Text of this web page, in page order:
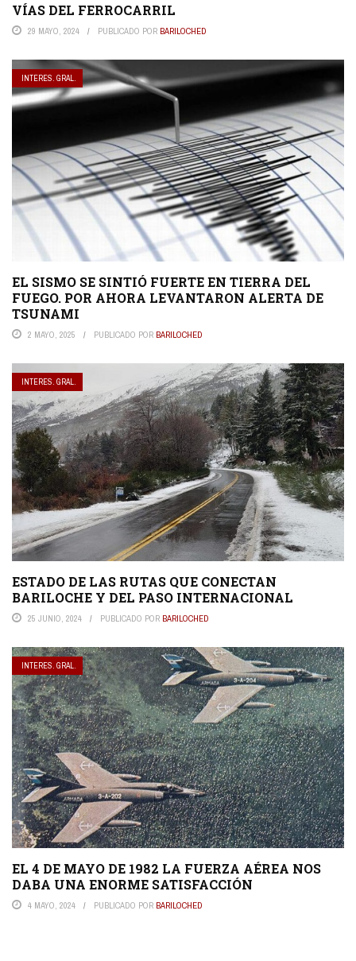
VÍAS DEL FERROCARRIL
29 MAYO, 2024 PUBLICADO POR BARILOCHED
INTERES. GRAL.
EL SISMO SE SINTIÓ FUERTE EN TIERRA DEL
FUEGO. POR AHORA LEVANTARON ALERTA DE
TSUNAMI
2 MAYO, 2025 PUBLICADO POR BARILOCHED
INTERES. GRAL.
ESTADO DE LAS RUTAS QUE CONECTAN
BARILOCHE Y DEL PASO INTERNACIONAL
25 JUNIO, 2024 PUBLICADO POR BARILOCHED
INTERES. GRAL.
EL 4 DE MAYO DE 1982 LA FUERZA AÉREA NOS
DABA UNA ENORME SATISFACCIÓN
4 MAYO, 2024 PUBLICADO POR BARILOCHED